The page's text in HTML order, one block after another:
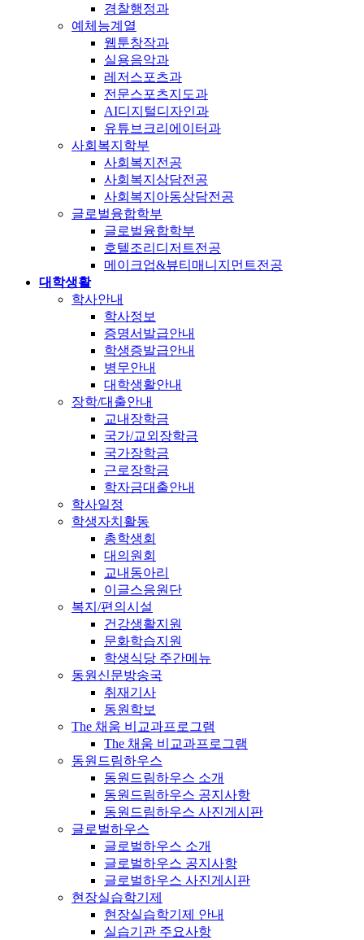
경찰행정과
예체능계열
웹툰창작과
실용음악과
레저스포츠과
전문스포츠지도과
AI디지털디자인과
유튜브크리에이터과
사회복지학부
사회복지전공
사회복지상담전공
사회복지아동상담전공
글로벌융합학부
글로벌융합학부
호텔조리디저트전공
메이크업&뷰티매니지먼트전공
대학생활
학사안내
학사정보
증명서발급안내
학생증발급안내
병무안내
대학생활안내
장학/대출안내
교내장학금
국가/교외장학금
국가장학금
근로장학금
학자금대출안내
학사일정
학생자치활동
총학생회
대의원회
교내동아리
이글스응원단
복지/편의시설
건강생활지원
문화학습지원
학생식당 주간메뉴
동원신문방송국
취재기사
동원학보
The 채움 비교과프로그램
The 채움 비교과프로그램
동원드림하우스
동원드림하우스 소개
동원드림하우스 공지사항
동원드림하우스 사진게시판
글로벌하우스
글로벌하우스 소개
글로벌하우스 공지사항
글로벌하우스 사진게시판
현장실습학기제
현장실습학기제 안내
실습기관 주요사항